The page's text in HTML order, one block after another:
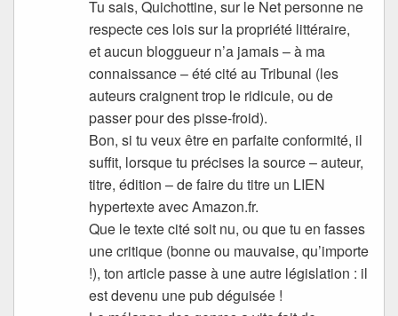
Tu sais, Quichottine, sur le Net personne ne
respecte ces lois sur la propriété littéraire,
et aucun bloggueur n’a jamais – à ma
connaissance – été cité au Tribunal (les
auteurs craignent trop le ridicule, ou de
passer pour des pisse-froid).
Bon, si tu veux être en parfaite conformité, il
suffit, lorsque tu précises la source – auteur,
titre, édition – de faire du titre un LIEN
hypertexte avec Amazon.fr.
Que le texte cité soit nu, ou que tu en fasses
une critique (bonne ou mauvaise, qu’importe
!), ton article passe à une autre législation : il
est devenu une pub déguisée !